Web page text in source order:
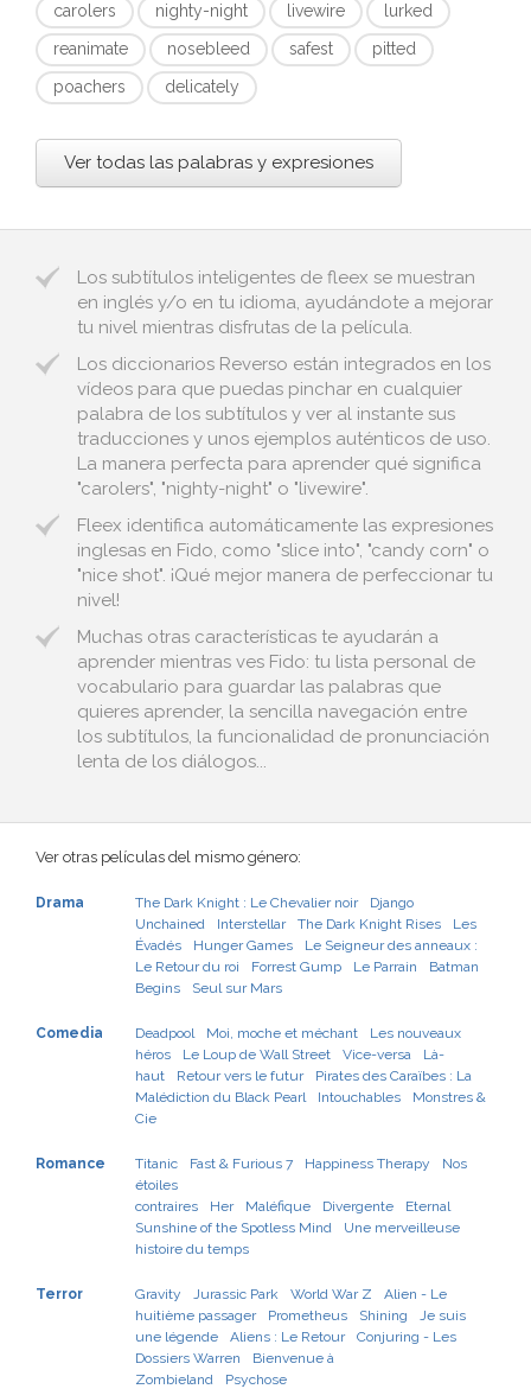
carolers nighty-night livewire
lurked
reanimate
nosebleed safest
pitted
poachers
delicately
Ver todas las palabras y expresiones
Los subtítulos inteligentes de fleex se muestran
en inglés y/o en tu idioma, ayudándote a mejorar
tu nivel mientras disfrutas de la película.
Los diccionarios Reverso están integrados en los
vídeos para que puedas pinchar en cualquier
palabra de los subtítulos y ver al instante sus
traducciones y unos ejemplos auténticos de uso.
La manera perfecta para aprender qué significa
"carolers", "nighty-night" o "livewire".
Fleex identifica automáticamente las expresiones
inglesas en Fido, como "slice into", "candy corn" o
"nice shot". ¡Qué mejor manera de perfeccionar tu
nivel!
Muchas otras características te ayudarán a
aprender mientras ves Fido: tu lista personal de
vocabulario para guardar las palabras que
quieres aprender, la sencilla navegación entre
los subtítulos, la funcionalidad de pronunciación
lenta de los diálogos...
Ver otras películas del mismo género:
Drama The Dark Knight : Le Chevalier noir
Django
Unchained
Interstellar The Dark Knight Rises
Les
Évadés
Hunger Games
Le Seigneur des anneaux :
Le Retour du roi
Forrest Gump Le Parrain
Batman
Begins
Seul sur Mars
Comedia Deadpool Moi, moche et méchant
Les nouveaux
héros
Le Loup de Wall Street Vice-versa
Là-
haut
Retour vers le futur
Pirates des Caraïbes : La
Malédiction du Black Pearl
Intouchables
Monstres &
Cie
Romance Titanic Fast & Furious 7 Happiness Therapy
Nos
étoiles
contraires
Her Maléfique Divergente
Eternal
Sunshine of the Spotless Mind
Une merveilleuse
histoire du temps
Terror Gravity Jurassic Park World War Z
Alien - Le
huitième passager
Prometheus Shining
Je suis
une légende
Aliens : Le Retour
Conjuring - Les
Dossiers Warren
Bienvenue à
Zombieland
Psychose